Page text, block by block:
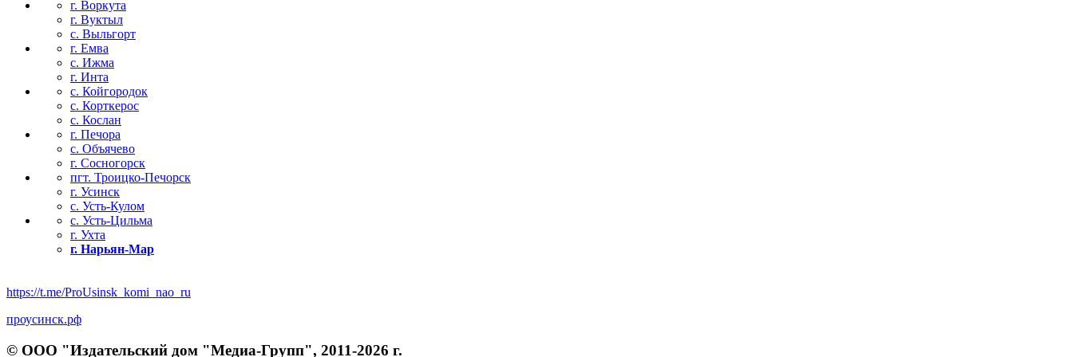
г. Воркута
г. Вуктыл
с. Выльгорт
г. Емва
с. Ижма
г. Инта
с. Койгородок
с. Корткерос
с. Кослан
г. Печора
с. Объячево
г. Сосногорск
пгт. Троицко-Печорск
г. Усинск
с. Усть-Кулом
с. Усть-Цильма
г. Ухта
г. Нарьян-Мар
https://t.me/ProUsinsk_komi_nao_ru
проусинск.рф
© ООО "Издательский дом "Медиа-Групп", 2011-2026 г.